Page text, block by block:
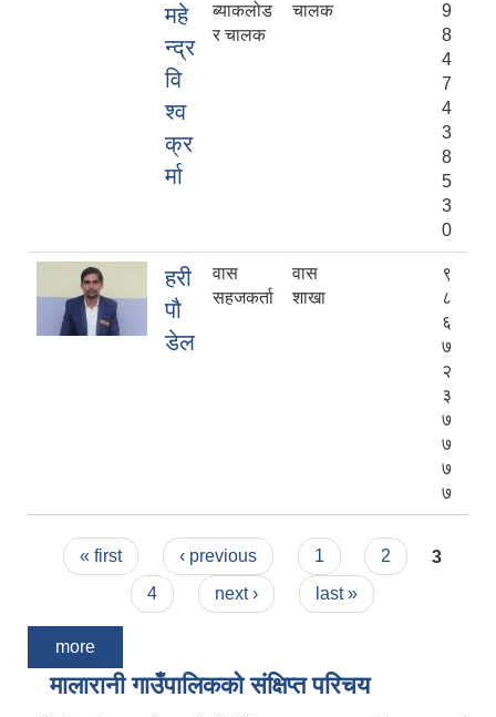
महे
न्द्र
वि
श्व
क्र
र्मा
ब्याकलोड
र चालक
चालक
9
8
4
7
4
3
8
5
3
0
हरी
पौ
डेल
वास
सहजकर्ता
वास
शाखा
९
८
६
७
२
३
७
७
७
७
Pages
« first ‹ previous 1 2
3
4
next › last »
more
मालारानी गाउँपालिकको संक्षिप्त परिचय